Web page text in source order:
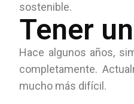
sostenible.
Tener
Hace algunos años,
completamente.
mucho más difícil.